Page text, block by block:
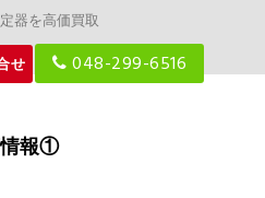
器を高価買取
せ
048-299-6516
報①